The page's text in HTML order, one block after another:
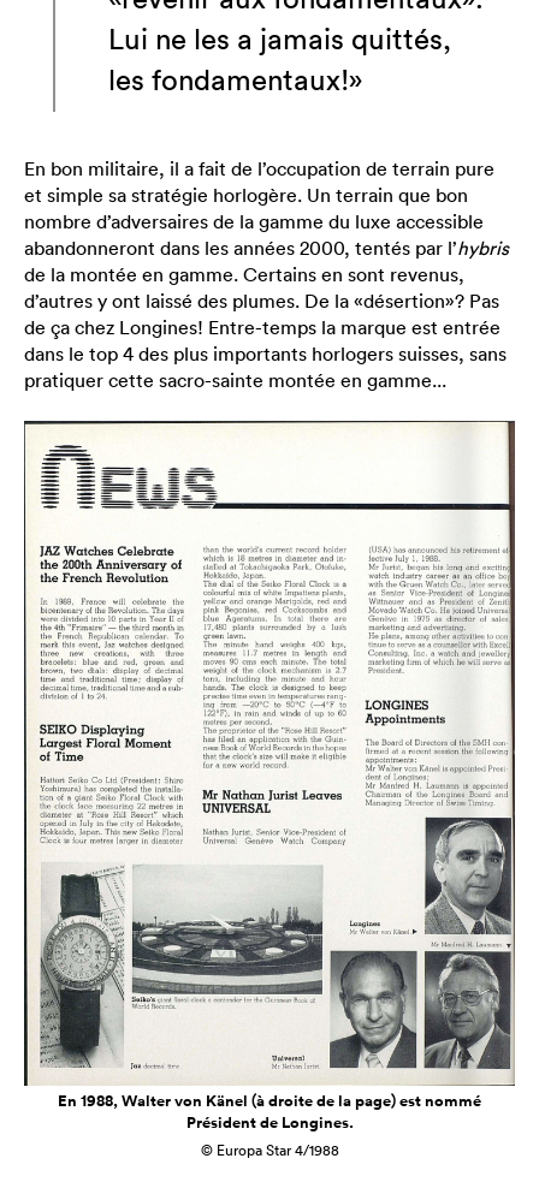
Lui ne les a jamais quittés,
les fondamentaux!»
En bon militaire, il a fait de l’occupation de terrain pure
et simple sa stratégie horlogère. Un terrain que bon
nombre d’adversaires de la gamme du luxe accessible
abandonneront dans les années 2000, tentés par l’hybris
de la montée en gamme. Certains en sont revenus,
d’autres y ont laissé des plumes. De la «désertion»? Pas
de ça chez Longines! Entre-temps la marque est entrée
dans le top 4 des plus importants horlogers suisses, sans
pratiquer cette sacro-sainte montée en gamme...
En 1988, Walter von Känel (à droite de la page) est nommé
Président de Longines.
© Europa Star 4/1988